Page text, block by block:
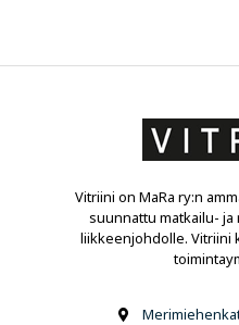
Vitriini on MaRa ry:n
suunnattu matkailu- ja
liikkeenjohdolle. Vitriini